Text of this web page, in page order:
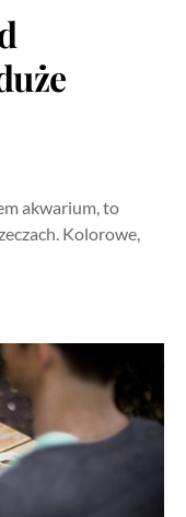
akwarium, to
Kolorowe,